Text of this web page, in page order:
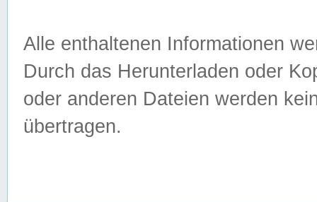
Alle enthaltenen Informationen
Durch das Herunterladen oder
oder anderen Dateien werden
übertragen.